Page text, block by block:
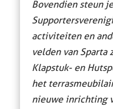
Bovendien steun
activiteiten en
velden van
Klapstuk- en
het
nieuwe inrichting